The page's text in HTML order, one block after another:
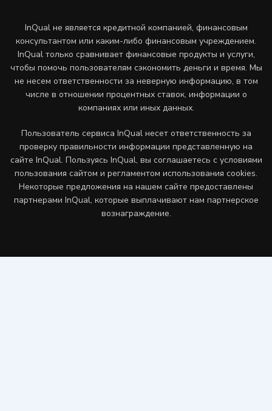
InQual не является кредитной компанией, финансовым
консультантом или каким-либо финансовым учреждением.
InQual только сравнивает финансовые продукты и услуги,
чтобы помочь пользователям сэкономить деньги и время. Мы
не несем ответственности за неверную информацию, в том
числе в отношении процентных ставок, информации о
компаниях или иных данных.
Пользователь сервиса InQual несет ответственность за
проверку правильности информации представленную на
сайте InQual. Пользуясь InQual, вы соглашаетесь с условиями
пользования сайтом и регламентом использования cookies.
Некоторые предложения на нашем сайте предоставлены
партнерами InQual, которые выплачивают нам партнерское
вознаграждение.